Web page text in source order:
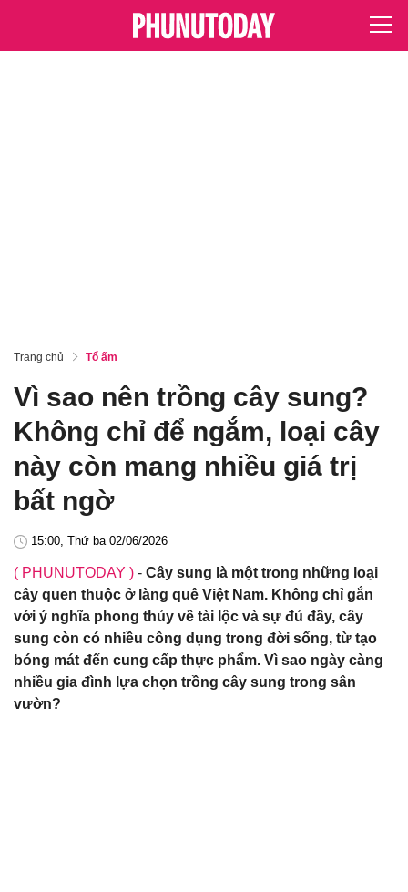
Trang chủ Tổ ấm
Vì sao nên trồng cây sung?
Không chỉ để ngắm, loại cây
này còn mang nhiều giá trị
bất ngờ
15:00, Thứ ba 02/06/2026
( PHUNUTODAY ) - Cây sung là một trong những loại
cây quen thuộc ở làng quê Việt Nam. Không chỉ gắn
với ý nghĩa phong thủy về tài lộc và sự đủ đầy, cây
sung còn có nhiều công dụng trong đời sống, từ tạo
bóng mát đến cung cấp thực phẩm. Vì sao ngày càng
nhiều gia đình lựa chọn trồng cây sung trong sân
vườn?